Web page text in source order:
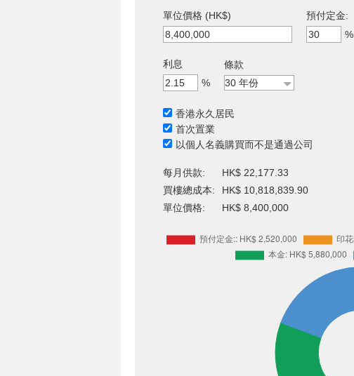
單位價格 (HK$)
預付定金:
%
利息
%
條款
香港永久居民
首次置業
以個人名義購買而不是通過公司
每月供款:
HK$ 22,177.33
買樓總成本:
HK$ 10,818,839.90
單位價格:
HK$ 8,400,000